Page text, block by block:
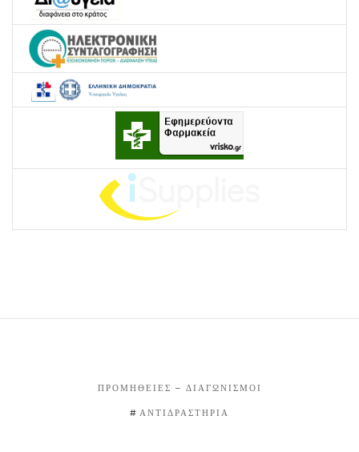
ΠΡΟΜΉΘΕΙΕΣ – ΔΙΑΓΩΝΙΣΜΟΊ
ΑΝΤΙΔΡΑΣΤΉΡΙΑ